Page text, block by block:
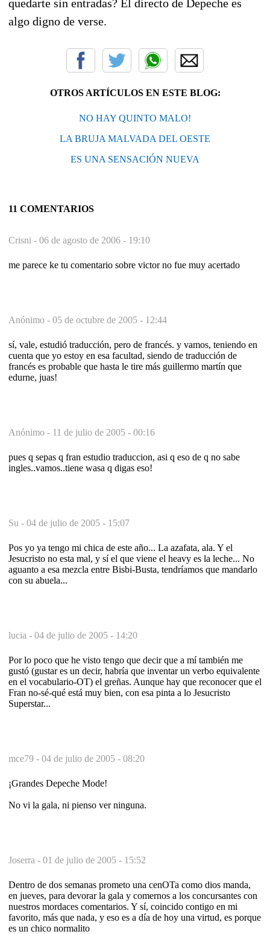
quedarte sin entradas? El directo de Depeche es
algo digno de verse.
OTROS ARTÍCULOS EN ESTE BLOG:
NO HAY QUINTO MALO!
LA BRUJA MALVADA DEL OESTE
ES UNA SENSACIÓN NUEVA
11 COMENTARIOS
Crisni - 06 de agosto de 2006 - 19:10
me parece ke tu comentario sobre victor no fue muy acertado
Anónimo - 05 de octubre de 2005 - 12:44
sí, vale, estudió traducción, pero de francés. y vamos, teniendo en
cuenta que yo estoy en esa facultad, siendo de traducción de
francés es probable que hasta le tire más guillermo martín que
edurne, juas!
Anónimo - 11 de julio de 2005 - 00:16
pues q sepas q fran estudio traduccion, asi q eso de q no sabe
ingles..vamos..tiene wasa q digas eso!
Su - 04 de julio de 2005 - 15:07
Pos yo ya tengo mi chica de este año... La azafata, ala. Y el
Jesucristo no esta mal, y sí el que viene el heavy es la leche... No
aguanto a esa mezcla entre Bisbi-Busta, tendríamos que mandarlo
con su abuela...
lucia - 04 de julio de 2005 - 14:20
Por lo poco que he visto tengo que decir que a mí también me
gustó (gustar es un decir, habría que inventar un verbo equivalente
en el vocabulario-OT) el greñas. Aunque hay que reconocer que el
Fran no-sé-qué está muy bien, con esa pinta a lo Jesucristo
Superstar...
mce79 - 04 de julio de 2005 - 08:20
¡Grandes Depeche Mode!
No vi la gala, ni pienso ver ninguna.
Joserra - 01 de julio de 2005 - 15:52
Dentro de dos semanas prometo una cenOTa como dios manda,
en jueves, para devorar la gala y comernos a los concursantes con
nuestros mordaces comentarios. Y sí, coincido contigo en mi
favorito, más que nada, y eso es a día de hoy una virtud, es porque
es un chico normalito